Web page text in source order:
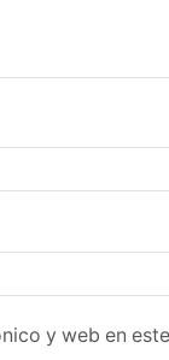
y web en